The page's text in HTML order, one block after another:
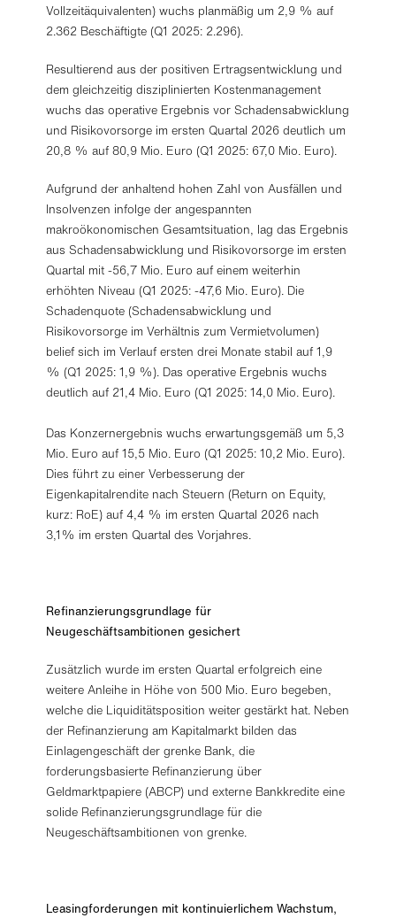
Vollzeitäquivalenten) wuchs planmäßig um 2,9 % auf
2.362 Beschäftigte (Q1 2025: 2.296).
Resultierend aus der positiven Ertragsentwicklung und
dem gleichzeitig disziplinierten Kostenmanagement
wuchs das operative Ergebnis vor Schadensabwicklung
und Risikovorsorge im ersten Quartal 2026 deutlich um
20,8 % auf 80,9 Mio. Euro (Q1 2025: 67,0 Mio. Euro).
Aufgrund der anhaltend hohen Zahl von Ausfällen und
Insolvenzen infolge der angespannten
makroökonomischen Gesamtsituation, lag das Ergebnis
aus Schadensabwicklung und Risikovorsorge im ersten
Quartal mit -56,7 Mio. Euro auf einem weiterhin
erhöhten Niveau (Q1 2025: -47,6 Mio. Euro). Die
Schadenquote (Schadensabwicklung und
Risikovorsorge im Verhältnis zum Vermietvolumen)
belief sich im Verlauf ersten drei Monate stabil auf 1,9
% (Q1 2025: 1,9 %). Das operative Ergebnis wuchs
deutlich auf 21,4 Mio. Euro (Q1 2025: 14,0 Mio. Euro).
Das Konzernergebnis wuchs erwartungsgemäß um 5,3
Mio. Euro auf 15,5 Mio. Euro (Q1 2025: 10,2 Mio. Euro).
Dies führt zu einer Verbesserung der
Eigenkapitalrendite nach Steuern (Return on Equity,
kurz: RoE) auf 4,4 % im ersten Quartal 2026 nach
3,1% im ersten Quartal des Vorjahres.
Refinanzierungsgrundlage für
Neugeschäftsambitionen gesichert
Zusätzlich wurde im ersten Quartal erfolgreich eine
weitere Anleihe in Höhe von 500 Mio. Euro begeben,
welche die Liquiditätsposition weiter gestärkt hat. Neben
der Refinanzierung am Kapitalmarkt bilden das
Einlagengeschäft der grenke Bank, die
forderungsbasierte Refinanzierung über
Geldmarktpapiere (ABCP) und externe Bankkredite eine
solide Refinanzierungsgrundlage für die
Neugeschäftsambitionen von grenke.
Leasingforderungen mit kontinuierlichem Wachstum,